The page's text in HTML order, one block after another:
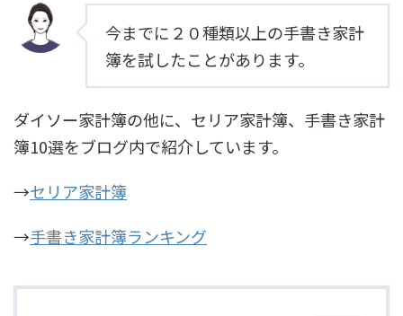
今までに２０種類以上の手書き家計
簿を試したことがあります。
ダイソー家計簿の他に、セリア家計簿、手書き家計
簿10選をブログ内で紹介しています。
→セリア家計簿
→手書き家計簿ランキング